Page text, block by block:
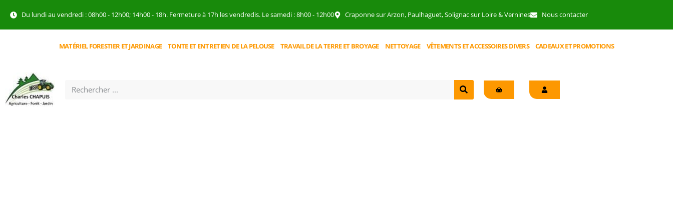
Du lundi au vendredi : 08h00 - 12h00; 14h00 - 18h. Fermeture à 17h les vendredis. Le samedi : 8h00 - 12h00 Craponne sur Arzon, Paulhaguet, Solignac sur Loire & Vernines Nous contacter
MATÉRIEL FORESTIER ET JARDINAGE TONTE ET ENTRETIEN DE LA PELOUSE TRAVAIL DE LA TERRE ET BROYAGE NETTOYAGE VÊTEMENTS ET ACCESSOIRES DIVERS CADEAUX ET PROMOTIONS